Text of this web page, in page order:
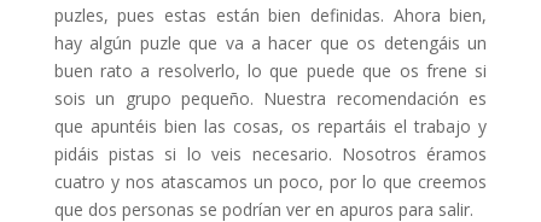
puzles, pues estas están bien definidas. Ahora bien,
hay algún puzle que va a hacer que os detengáis un
buen rato a resolverlo, lo que puede que os frene si
sois un grupo pequeño. Nuestra recomendación es
que apuntéis bien las cosas, os repartáis el trabajo y
pidáis pistas si lo veis necesario. Nosotros éramos
cuatro y nos atascamos un poco, por lo que creemos
que dos personas se podrían ver en apuros para salir.